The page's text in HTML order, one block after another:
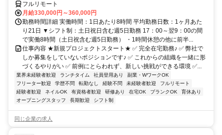
フルリモート
月給330,000円～360,000円
勤務時間詳細 実働時間：1日あたり8時間 平均勤務日数：1ヶ月あた
り21日 ▼シフト制：土日祝日含む週5日勤務 17：00～翌9：00の間
で実働8時間（土日祝含む週5日勤務） ・1時間休憩の他に前半...
仕事内容 ★新規プロジェクトスタート★ ✅ 完全在宅勤務♪ ✅ 弊社で
しか募集をしていないポジションです♪ ✅ これからの組織を一緒に形
づくるやりがい ✅ 前例にとらわれず、新しい挑戦ができる環境 ✅...
業界未経験者歓迎 ランチタイム 社員登用あり
副業・WワークOK
フリーター歓迎
学歴不問 転勤なし 経験不問 未経験者歓迎
フルリモート
経験者歓迎
ネイルOK 有資格者歓迎 研修あり 在宅OK ブランクOK
育休あり
オープニングスタッフ
長期歓迎 シフト制
同じ企業の求人